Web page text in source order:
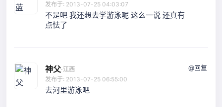
发布于: 2013-07-25 04:03:07
不是吧 我还想去学游泳呢 这么一说 还真有
点怯了
神父·江西
发布于: 2013-07-25 06:55:00
去河里游泳吧
@回复